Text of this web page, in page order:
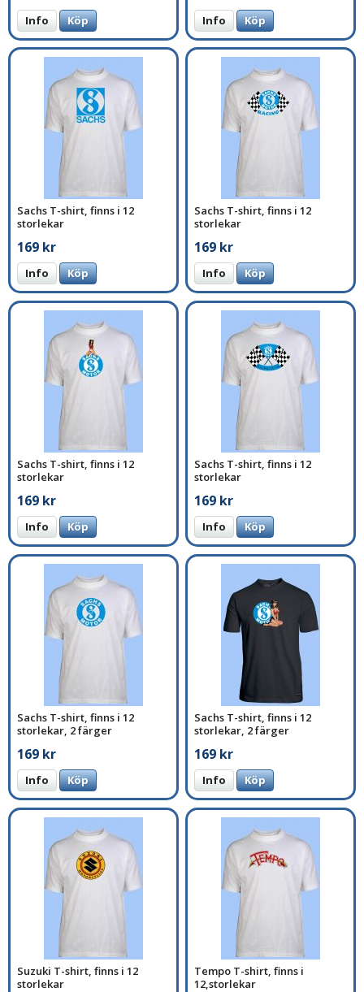
Info Köp Info Köp
Sachs T-shirt, finns i 12
storlekar
169 kr
Info Köp
Sachs T-shirt, finns i 12
storlekar
169 kr
Info Köp
Sachs T-shirt, finns i 12
storlekar
169 kr
Info Köp
Sachs T-shirt, finns i 12
storlekar
169 kr
Info Köp
Sachs T-shirt, finns i 12
storlekar, 2 färger
169 kr
Info Köp
Sachs T-shirt, finns i 12
storlekar, 2 färger
169 kr
Info Köp
Suzuki T-shirt, finns i 12
storlekar
Tempo T-shirt, finns i
12,storlekar